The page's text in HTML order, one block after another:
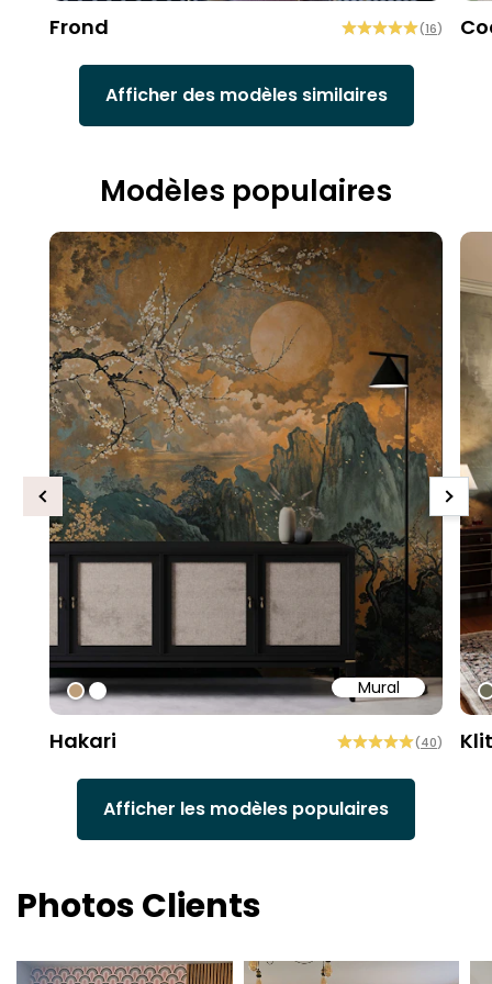
Frond (16)
Afficher des modèles similaires
Modèles populaires
Mural
#bd9e7a
#ffffff
Hakari (40)
Previous Next
Afficher les modèles populaires
Photos Clients